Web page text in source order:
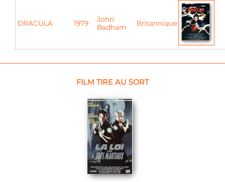
DRACULA 1979
John
Badham
Britannique
FILM TIRE AU SORT